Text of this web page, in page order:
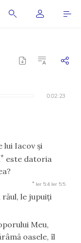
0:02:23
0:02:23
lui Iacov şi
* este datoria
* Ier 5:4 Ier 5:5
răul, le jupuiţi
Meu,
oasele, îl